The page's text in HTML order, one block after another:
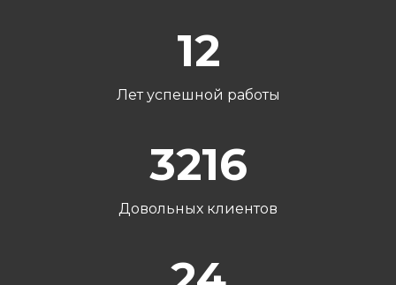
12
Лет успешной работы
3216
Довольных клиентов